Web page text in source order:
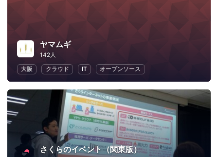
ヤマムギ
142人
大阪
クラウド IT オープンソース
さくらのイベント（関東版）